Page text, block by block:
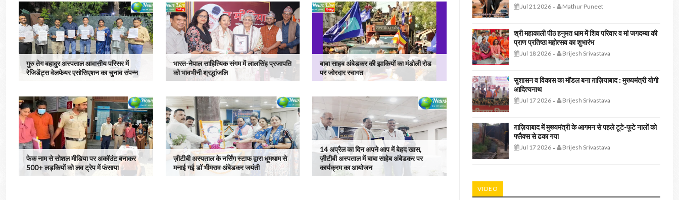
गुरु तेग बहादुर अस्पताल आवासीय परिसर में
रेजिडेंट्स वेलफेयर एसोसिएशन का चुनाव संपन्न
भारत-नेपाल साहित्यिक संगम में लालसिंह प्रजापति
को भावभीनी श्रद्धांजलि
बाबा साहब अंबेडकर की झाकियों का मंडोली रोड
पर जोरदार स्वागत
फेक नाम से सोशल मीडिया पर अकॉउंट बनाकर
500+ लड़कियों को लव ट्रेप में फंसाया
ज़ीटीबी अस्पताल के नर्सिंग स्टाफ द्वारा धूमधाम से
मनाई गई डॉ भीमराव अंबेडकर जयंती
14 अप्रैल का दिन अपने आप में बेहद खास,
ज़ीटीबी अस्पताल में बाबा साहेब अंबेडकर पर
कार्यक्रम का आयोजन
Jul 21 2026- Mathur Puneet
श्री महाकाली पीठ हनुमत धाम में शिव परिवार व मां जगदम्बा की
प्राण प्रतिष्ठा महोत्सव का शुभारंभ
Jul 18 2026- Brijesh Srivastava
सुशासन व विकास का मॉडल बना ग़ाज़ियाबाद : ​मुख्यमंत्री योगी
आदित्यनाथ
Jul 17 2026- Brijesh Srivastava
ग़ाज़ियाबाद में मुख्यमंत्री के आगमन से पहले टूटे-फूटे नालों को
फ्लैक्स से ढका गया
Jul 17 2026- Brijesh Srivastava
VIDEO